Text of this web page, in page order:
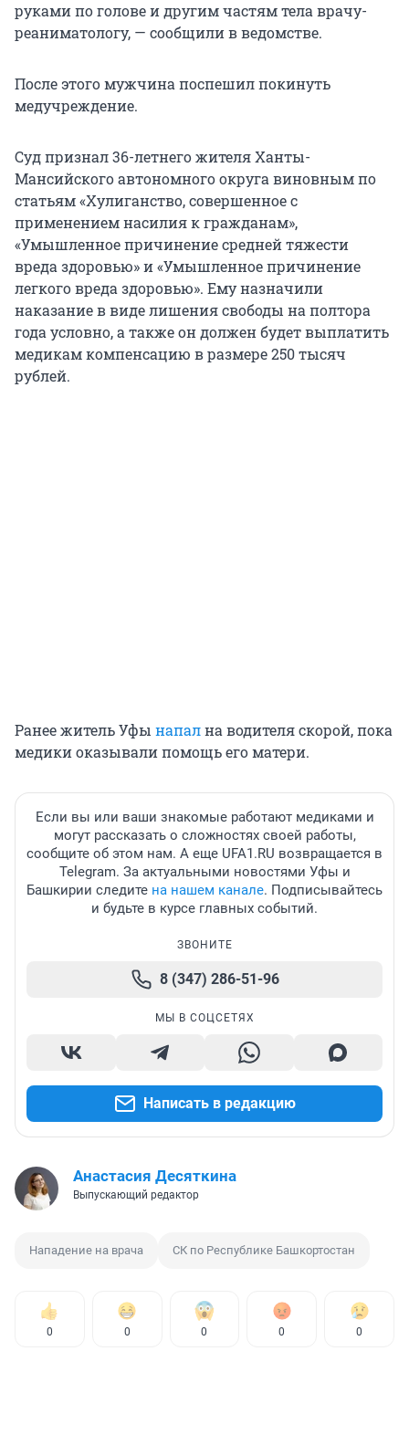
руками по голове и другим частям тела врачу-
реаниматологу, — сообщили в ведомстве.
После этого мужчина поспешил покинуть
медучреждение.
Суд признал 36-летнего жителя Ханты-
Мансийского автономного округа виновным по
статьям «Хулиганство, совершенное с
применением насилия к гражданам»,
«Умышленное причинение средней тяжести
вреда здоровью» и «Умышленное причинение
легкого вреда здоровью». Ему назначили
наказание в виде лишения свободы на полтора
года условно, а также он должен будет выплатить
медикам компенсацию в размере 250 тысяч
рублей.
Ранее житель Уфы напална водителя скорой, пока
медики оказывали помощьего матери.
Если вы или ваши знакомые работают медиками и
могут рассказать о сложностях своей работы,
сообщите об этом нам. А еще UFA1.RU возвращается в
Telegram. За актуальными новостями Уфы и
Башкирии следите на нашем канале. Подписывайтесь
и будьте в курсе главных событий.
ЗВОНИТЕ
8 (347) 286-51-96
МЫ В СОЦСЕТЯХ
Написать в редакцию
Анастасия Десяткина
Выпускающий редактор
Нападение на врача СК по Республике Башкортостан
0 0 0 0 0